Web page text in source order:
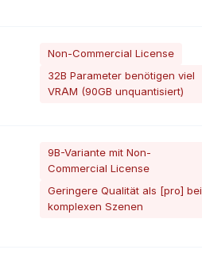
Non-Commercial License
32B Parameter benötigen viel
VRAM (90GB unquantisiert)
9B-Variante mit Non-
Commercial License
Geringere Qualität als [pro] bei
komplexen Szenen